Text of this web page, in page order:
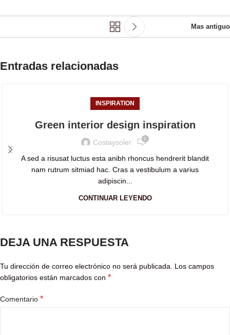
Mas antiguo
Entradas relacionadas
INSPIRATION
Green interior design inspiration
Costaysoler 0
A sed a risusat luctus esta anibh rhoncus hendrerit blandit
nam rutrum sitmiad hac. Cras a vestibulum a varius
adipiscin...
CONTINUAR LEYENDO
DEJA UNA RESPUESTA
Tu dirección de correo electrónico no será publicada.
Los campos
obligatorios están marcados con *
Comentario *